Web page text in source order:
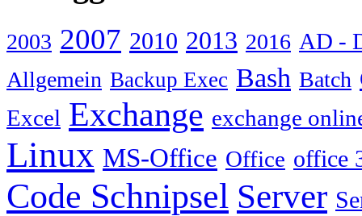
2003 2007 2010 2013 2016 AD -
Allgemein Backup Exec Bash Batch
Excel Exchange exchange
Linux MS-Office Office office
Code Schnipsel Server